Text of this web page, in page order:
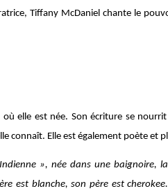
Tiffany McDaniel chante le
elle est née. Son écriture se
connaît. Elle est également poète et
», née dans une baignoire,
est blanche, son père est